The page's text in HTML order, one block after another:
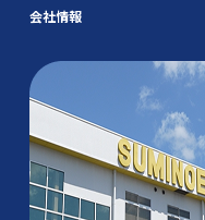
会社情報